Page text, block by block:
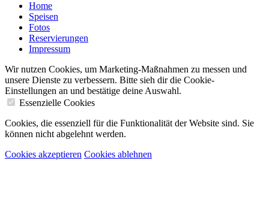
Home
Speisen
Fotos
Reservierungen
Impressum
Wir nutzen Cookies, um Marketing-Maßnahmen zu messen und
unsere Dienste zu verbessern. Bitte sieh dir die Cookie-
Einstellungen an und bestätige deine Auswahl.
Essenzielle Cookies
Cookies, die essenziell für die Funktionalität der Website sind. Sie
können nicht abgelehnt werden.
Cookies akzeptieren Cookies ablehnen